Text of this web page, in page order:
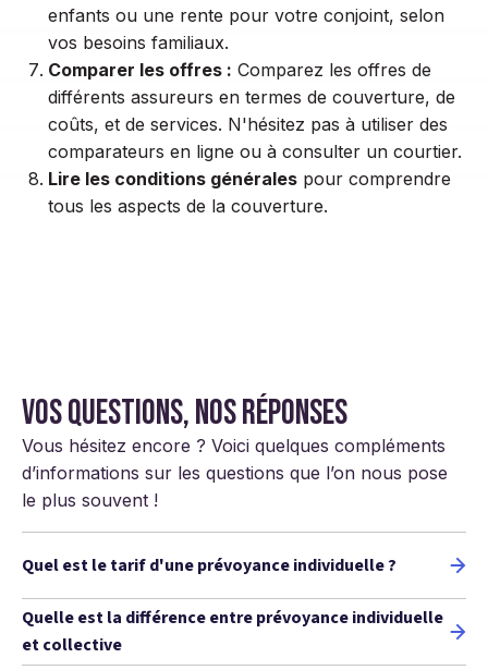
enfants ou une rente pour votre conjoint, selon
vos besoins familiaux.
Comparer les offres : Comparez les offres de
différents assureurs en termes de couverture, de
coûts, et de services. N'hésitez pas à utiliser des
comparateurs en ligne ou à consulter un courtier.
Lire les conditions générales pour comprendre
tous les aspects de la couverture.
Vos questions, nos réponses
Vous hésitez encore ? Voici quelques compléments
d’informations sur les questions que l’on nous pose
le plus souvent !
Quel est le tarif d'une prévoyance individuelle ?
Quelle est la différence entre prévoyance individuelle
et collective